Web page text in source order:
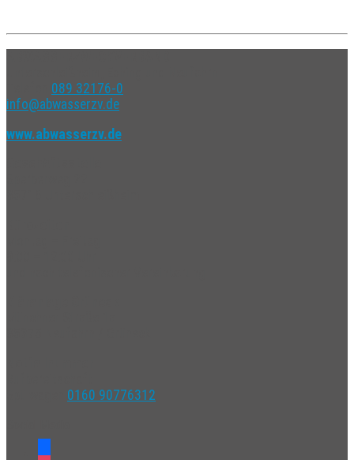
089 32176-0
info@abwasserzv.de
www.abwasserzv.de
0160 90776312